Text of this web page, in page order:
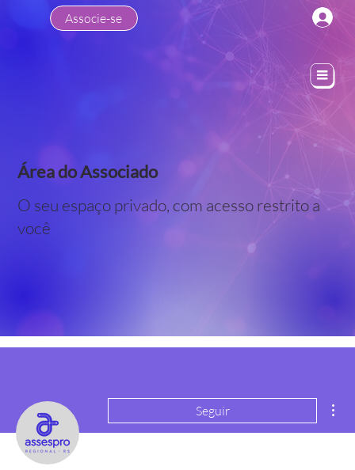
Associe-se
Área do Associado
O seu espaço privado, com acesso restrito a
você
Seguir